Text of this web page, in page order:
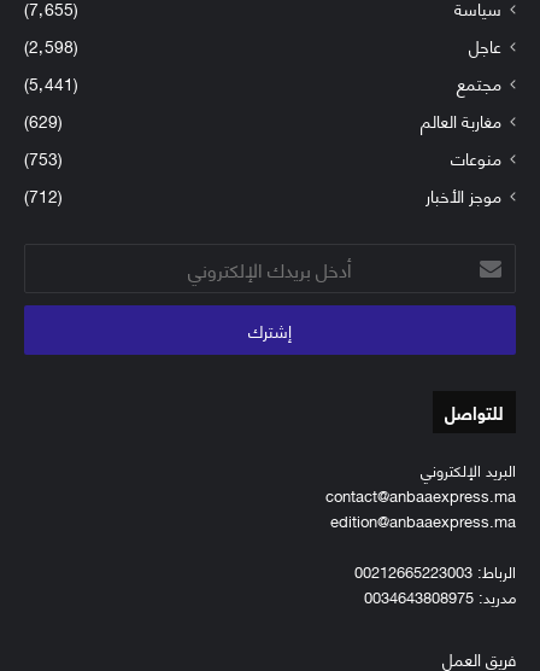
سياسة
(7٬655)
عاجل
(2٬598)
مجتمع
(5٬441)
مغاربة العالم
(629)
منوعات
(753)
موجز الأخبار
(712)
أدخل
بريدك
الإلكتروني
للتواصل
البريد الإلكتروني
contact@anbaaexpress.ma
edition@anbaaexpress.ma
الرباط: 00212665223003
مدريد: 0034643808975
فريق العمل